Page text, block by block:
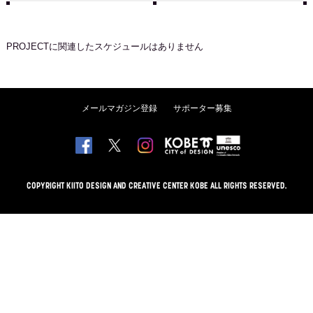
PROJECTに関連したスケジュールはありません
メールマガジン登録 サポーター募集
COPYRIGHT KIITO DESIGN AND CREATIVE CENTER KOBE ALL RIGHTS RESERVED.